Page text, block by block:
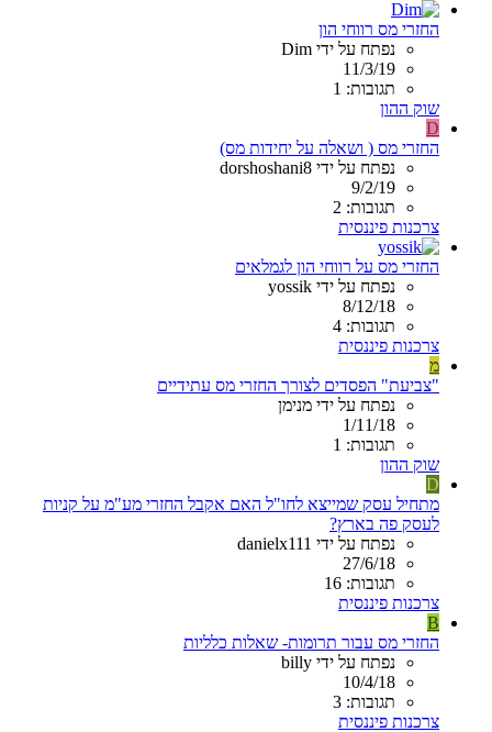
החזרי מס רווחי הון
נפתח על ידי Dim
11/3/19
תגובות: 1
שוק ההון
D
החזרי מס ( ושאלה על יחידות מס)
נפתח על ידי dorshoshani8
9/2/19
תגובות: 2
צרכנות פיננסית
החזרי מס על רווחי הון לגמלאים
נפתח על ידי yossik
8/12/18
תגובות: 4
צרכנות פיננסית
מ
"צביעת" הפסדים לצורך החזרי מס עתידיים
נפתח על ידי מנימן
1/11/18
תגובות: 1
שוק ההון
D
מתחיל עסק שמייצא לחו"ל האם אקבל החזרי מע"מ על קניות
לעסק פה בארץ?
נפתח על ידי danielx111
27/6/18
תגובות: 16
צרכנות פיננסית
B
החזרי מס עבור תרומות- שאלות כלליות
נפתח על ידי billy
10/4/18
תגובות: 3
צרכנות פיננסית